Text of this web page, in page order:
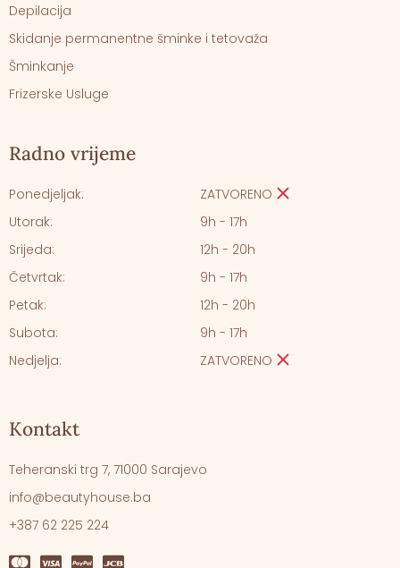
Depilacija
Skidanje permanentne šminke i tetovaža
Šminkanje
Frizerske Usluge
Radno vrijeme
Ponedjeljak:
Utorak:
Srijeda:
Četvrtak:
Petak:
Subota:
Nedjelja:
ZATVORENO
9h - 17h
12h - 20h
9h - 17h
12h - 20h
9h - 17h
ZATVORENO
Kontakt
Teheranski trg 7, 71000 Sarajevo
info@beautyhouse.ba
+387 62 225 224